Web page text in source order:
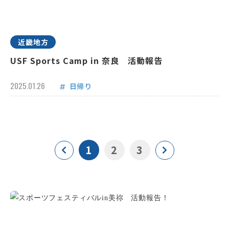
近畿地方
USF Sports Camp in 奈良 活動報告
2025.01.26 日帰り
1 2 3